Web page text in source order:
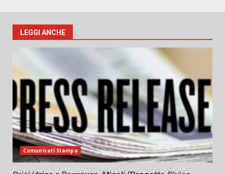
LEGGI ANCHE
Comunicati Stampa